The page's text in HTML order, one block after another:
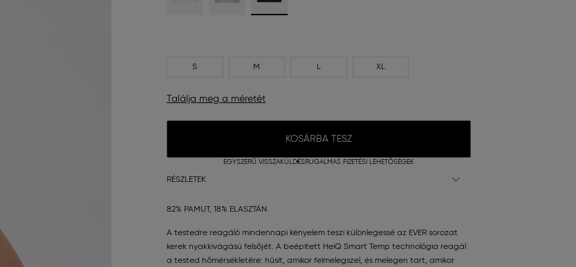
S M L XL
Találja meg a méretét
KOSÁRBA TESZ
EGYSZERŰ VISSZAKÜLDÉSRUGALMAS FIZETÉSI LEHETŐSÉGEK
RÉSZLETEK
82% PAMUT, 18% ELASZTÁN
A testedre reagáló mindennapi kényelem teszi különlegessé az EVER sorozat
kerek nyakkivágású felsőjét. A beépített HeiQ Smart Temp technológia reagál
a tested hőmérsékletére: hűsít, amikor felmelegszel, és melegen tart, amikor